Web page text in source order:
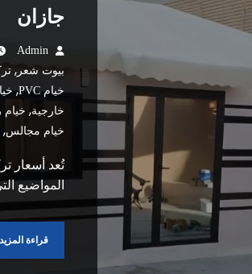
جازان
Admin
بيوت شعر ,
خيام PVC ,
خارجية,
خيام مجالس,
تُعد أسعار
المواضيع
قراءة المزيد